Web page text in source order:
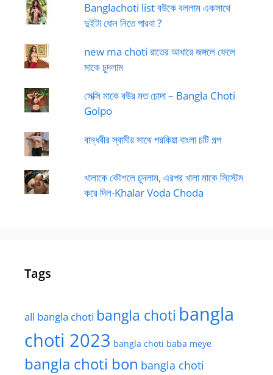
Banglachoti list বউকে বললাম একসাথে
দুইটা ধোন নিতে পারবা ?
new ma choti রাতের আধারে জঙ্গলে ফেলে
মাকে চুদলাম
সেক্সি মাকে বউর মত চোদা – Bangla Choti
Golpo
বান্ধবীর স্বামীর সাথে পরকিয়া বাংলা চটি গল্প
খালাকে কৌশলে চুদলাম, এরপর খালা মাকে সিস্টেম
করে দিল-Khalar Voda Choda
Tags
all bangla choti bangla choti bangla
choti 2023 bangla choti baba meye
bangla choti bon bangla choti